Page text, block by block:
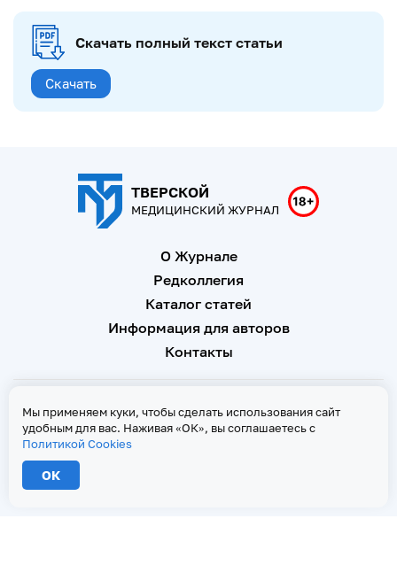
Скачать полный текст статьи
Скачать
ТВЕРСКОЙ
МЕДИЦИНСКИЙ ЖУРНАЛ
О Журнале
Редколлегия
Каталог статей
Информация для авторов
Контакты
При копировании текстов ссылка на страницу-первоисточник обязательна
Свидетельство о регистрации Эл № ФС 77 - 67146 от 16
сентября 2016 г
Мы применяем куки, чтобы сделать использования сайт
удобным для вас. Наживая «ОК», вы соглашаетесь с
Политикой Cookies
ОК